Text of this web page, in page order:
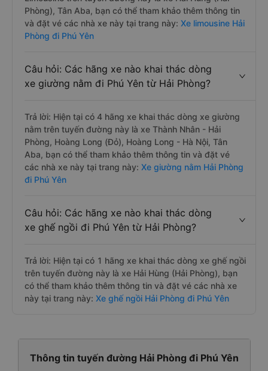
Phòng), Tân Aba, bạn có thể tham khảo thêm thông tin
và đặt vé các nhà xe này tại trang này: Xe limousine Hải
Phòng đi Phú Yên
Câu hỏi: Các hãng xe nào khai thác dòng
xe giường nằm đi Phú Yên từ Hải Phòng?
Trả lời: Hiện tại có 4 hãng xe khai thác dòng xe giường
nằm trên tuyến đường này là xe Thành Nhân - Hải
Phòng, Hoàng Long (Đỏ), Hoàng Long - Hà Nội, Tân
Aba, bạn có thể tham khảo thêm thông tin và đặt vé
các nhà xe này tại trang này: Xe giường nằm Hải Phòng
đi Phú Yên
Câu hỏi: Các hãng xe nào khai thác dòng
xe ghế ngồi đi Phú Yên từ Hải Phòng?
Trả lời: Hiện tại có 1 hãng xe khai thác dòng xe ghế ngồi
trên tuyến đường này là xe Hải Hùng (Hải Phòng), bạn
có thể tham khảo thêm thông tin và đặt vé các nhà xe
này tại trang này: Xe ghế ngồi Hải Phòng đi Phú Yên
Thông tin tuyến đường Hải Phòng đi Phú Yên